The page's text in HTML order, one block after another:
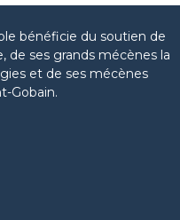
bénéficie du soutien de
de ses grands mécènes la
et de ses mécènes
Gobain.